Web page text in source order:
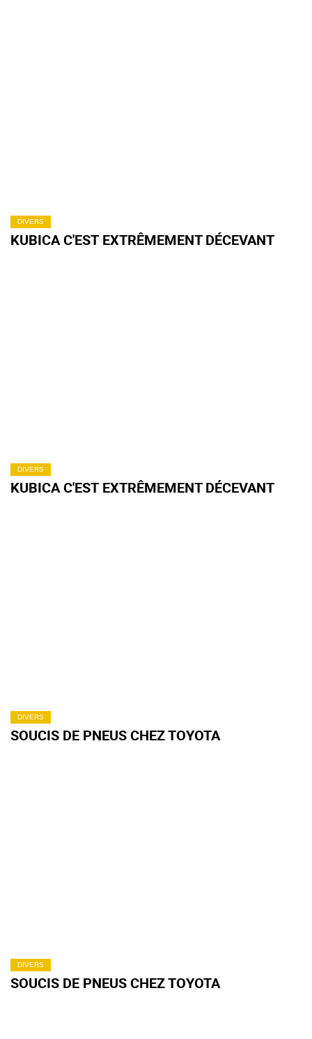
DIVERS
KUBICA C'EST EXTRÊMEMENT DÉCEVANT
DIVERS
KUBICA C'EST EXTRÊMEMENT DÉCEVANT
DIVERS
SOUCIS DE PNEUS CHEZ TOYOTA
DIVERS
SOUCIS DE PNEUS CHEZ TOYOTA